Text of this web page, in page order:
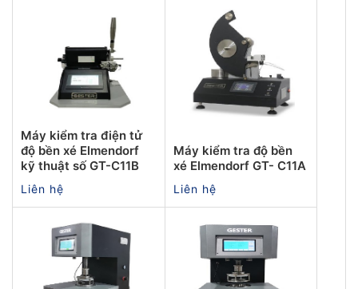
Máy kiểm tra điện tử
độ bền xé Elmendorf
kỹ thuật số GT-C11B
Liên hệ
Máy kiểm tra độ bền
xé Elmendorf GT- C11A
Liên hệ